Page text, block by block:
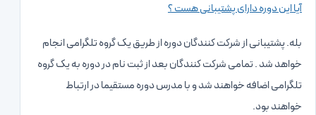
آیا این دوره دارای پشتیبانی هست ؟
بله. پشتیبانی از شرکت کنندگان دوره از طریق یک گروه تلگرامی انجام
خواهد شد . تمامی شرکت کنندگان بعد از ثبت نام در دوره به یک گروه
تلگرامی اضافه خواهند شد و با مدرس دوره مستقیما در ارتباط
خواهند بود.